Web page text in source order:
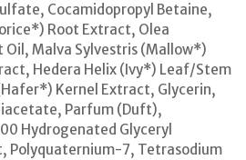
Cocamidopropyl Betaine,
Root Extract, Olea
Oil, Malva Sylvestris (Mallow*)
Hedera Helix (Ivy*) Leaf/Stem
Kernel Extract, Glycerin,
Parfum (Duft),
Hydrogenated Glyceryl
Polyquaternium-7, Tetrasodium